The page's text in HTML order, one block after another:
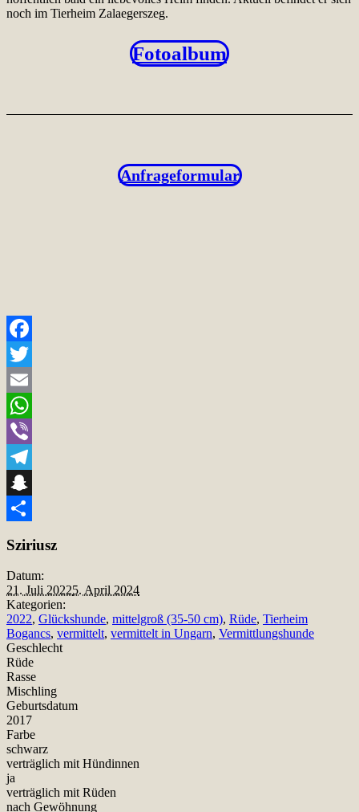
noch im Tierheim Zalaegerszeg.
Fotoalbum
Anfrageformular
Facebook
Twitter
Email
WhatsApp
Viber
Telegram
Snapchat
Sziriusz
Datum:
21. Juli 20225. April 2024
Kategorien:
2022, Glückshunde, mittelgroß (35-50 cm), Rüde, Tierheim
Bogancs, vermittelt, vermittelt in Ungarn, Vermittlungshunde
Geschlecht
Rüde
Rasse
Mischling
Geburtsdatum
2017
Farbe
schwarz
verträglich mit Hündinnen
ja
verträglich mit Rüden
nach Gewöhnung